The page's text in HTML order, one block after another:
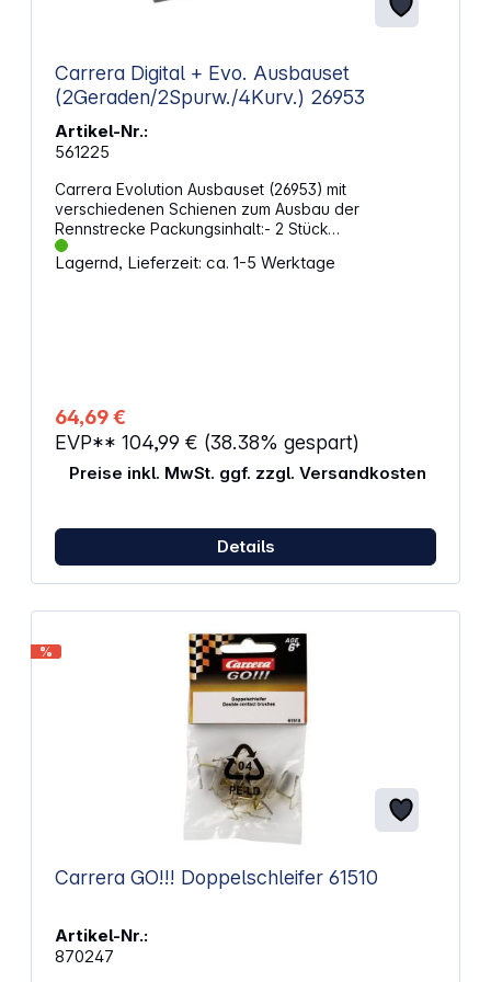
Carrera Digital + Evo. Ausbauset
(2Geraden/2Spurw./4Kurv.) 26953
Artikel-Nr.:
561225
Carrera Evolution Ausbauset (26953) mit
verschiedenen Schienen zum Ausbau der
Rennstrecke Packungsinhalt:- 2 Stück
Standardgeraden- 2 Stück Spurwechselstücke- 4
Stück Kurven 1 / 60 Grad- Bahnstückverriegelungen
Klemmgefahr.
Lagernd, Lieferzeit: ca. 1-5 Werktage
64,69 €
EVP** 104,99 € (38.38% gespart)
Preise inkl. MwSt. ggf. zzgl. Versandkosten
Details
%
Carrera GO!!! Doppelschleifer 61510
Artikel-Nr.:
870247